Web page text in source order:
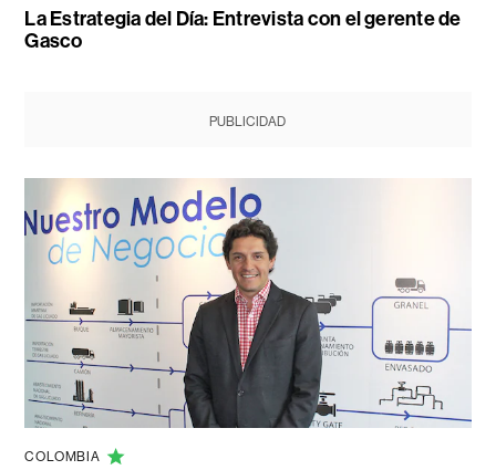
La Estrategia del Día: Entrevista con el gerente de
Gasco
PUBLICIDAD
COLOMBIA